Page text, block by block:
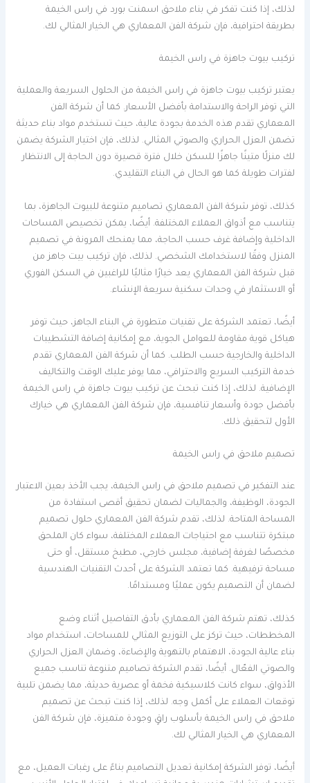
لذلك، إذا كنت تفكر في بناء ملاحق اسمنت بورد في راس الخيمة
بطريقة احترافية، فإن شركة الفن المعماري هي الخيار المثالي لك.
تركيب بيوت جاهزة في راس الخيمة
يعتبر تركيب بيوت جاهزة في راس الخيمة من الحلول السريعة والعملية
التي توفر الراحة والاستدامة بأفضل الأسعار. كما أن شركة الفن
المعماري تقدم هذه الخدمة بجودة عالية، حيث تستخدم مواد بناء حديثة
تضمن العزل الحراري والصوتي المثالي. لذلك، فإن اختيار الشركة يضمن
لك منزلًا متينًا جاهزًا للسكن خلال فترة قصيرة دون الحاجة إلى الانتظار
لفترات طويلة كما هو الحال في البناء التقليدي.
كذلك، توفر شركة الفن المعماري تصاميم متنوعة للبيوت الجاهزة، بما
يتناسب مع أذواق العملاء المختلفة. أيضًا، يمكن تخصيص المساحات
الداخلية وإضافة غرف حسب الحاجة، مما يمنحك المرونة في تصميم
المنزل وفقًا لاستخدامك الشخصي. لذلك، فإن تركيب بيت جاهز من
قبل شركة الفن المعماري يعد خيارًا مثاليًا للراغبين في السكن الفوري
أو الاستثمار في وحدات سكنية سريعة الإنشاء.
أيضًا، تعتمد الشركة على تقنيات متطورة في البناء الجاهز، حيث توفر
هياكل قوية مقاومة للعوامل الجوية، مع إمكانية إضافة التشطيبات
الداخلية والخارجية حسب الطلب. كما أن شركة الفن المعماري تقدم
خدمة التركيب السريع والاحترافي، مما يوفر عليك الوقت والتكاليف
الإضافية. لذلك، إذا كنت تبحث عن تركيب بيوت جاهزة في راس الخيمة
بأفضل جودة وأسعار تنافسية، فإن شركة الفن المعماري هي خيارك
الأول لتحقيق ذلك.
تصميم ملاحق في راس الخيمة
عند التفكير في تصميم ملاحق في راس الخيمة، يجب الأخذ بعين الاعتبار
الجودة، الوظيفة، والجماليات لضمان تحقيق أقصى استفادة من
المساحة المتاحة. لذلك، تقدم شركة الفن المعماري حلول تصميم
مبتكرة تتناسب مع احتياجات العملاء المختلفة، سواء كان الملحق
مخصصًا لغرفة إضافية، مجلس خارجي، مطبخ مستقل، أو حتى
مساحة ترفيهية. كما تعتمد الشركة على أحدث التقنيات الهندسية
لضمان أن التصميم يكون عمليًا ومستدامًا.
كذلك، تهتم شركة الفن المعماري بأدق التفاصيل أثناء وضع
المخططات، حيث تركز على التوزيع المثالي للمساحات، استخدام مواد
بناء عالية الجودة، الاهتمام بالتهوية والإضاءة، وضمان العزل الحراري
والصوتي الفعّال. أيضًا، تقدم الشركة تصاميم متنوعة تناسب جميع
الأذواق، سواء كانت كلاسيكية فخمة أو عصرية حديثة، مما يضمن تلبية
توقعات العملاء على أكمل وجه. لذلك، إذا كنت تبحث عن تصميم
ملاحق في راس الخيمة بأسلوب راقٍ وجودة متميزة، فإن شركة الفن
المعماري هي الخيار المثالي لك.
أيضًا، توفر الشركة إمكانية تعديل التصاميم بناءً على رغبات العميل، مع